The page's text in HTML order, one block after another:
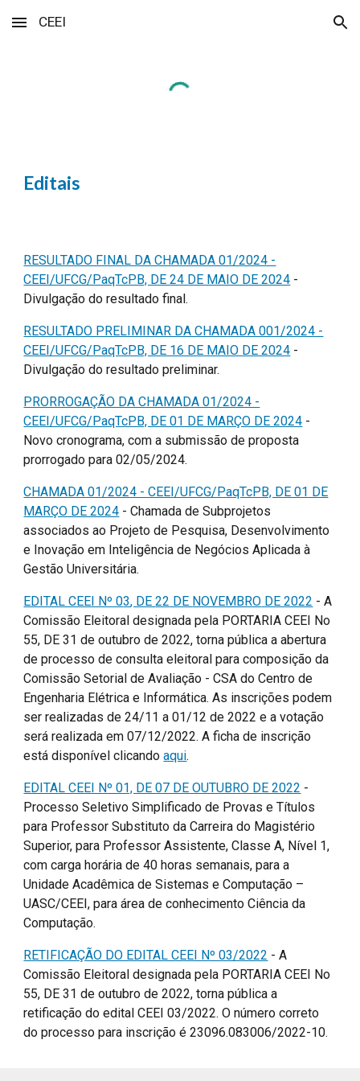
Skip to main content Skip to navigation
CEEI
Editais
RESULTADO FINAL DA CHAMADA 01/2024 -
CEEI/UFCG/PaqTcPB, DE 24 DE MAIO DE 2024 -
Divulgação do resultado final.
RESULTADO PRELIMINAR DA CHAMADA 001/2024 -
CEEI/UFCG/PaqTcPB, DE 16 DE MAIO DE 2024 -
Divulgação do resultado preliminar.
PRORROGAÇÃO DA CHAMADA 01/2024 -
CEEI/UFCG/PaqTcPB, DE 01 DE MARÇO DE 2024 -
Novo cronograma, com a submissão de proposta
prorrogado para 02/05/2024.
CHAMADA 01/2024 - CEEI/UFCG/PaqTcPB, DE 01 DE
MARÇO DE 2024 - Chamada de Subprojetos
associados ao Projeto de Pesquisa, Desenvolvimento
e Inovação em Inteligência de Negócios Aplicada à
Gestão Universitária.
EDITAL CEEI Nº 03, DE22 DE NOVEMBRO DE 2022 - A
Comissão Eleitoral designada pela PORTARIA CEEI No
55, DE 31 de outubro de 2022, torna pública a abertura
de processo de consulta eleitoral para composição da
Comissão Setorial de Avaliação - CSA do Centro de
Engenharia Elétrica e Informática. As inscrições podem
ser realizadas de 24/11 a 01/12 de 2022 e a votação
será realizada em 07/12/2022. A ficha de inscrição
está disponível clicandoaqui.
EDITAL CEEI Nº 01, DE 07 DE OUTUBRO DE 2022 -
Processo Seletivo Simplificado de Provas e Títulos
para Professor Substituto da Carreira do Magistério
Superior, para Professor Assistente, Classe A, Nível 1,
com carga horária de 40 horas semanais, para a
Unidade Acadêmica de Sistemas e Computação –
UASC/CEEI, para área de conhecimento Ciência da
Computação.
RETIFICAÇÃO DO EDITAL CEEI Nº 03/2022 -A
Comissão Eleitoral designada pela PORTARIA CEEI No
55, DE 31 de outubro de 2022, torna pública a
retificação doedital CEEI 03/2022. O número correto
do processo para inscrição é 23096.083006/2022-10.